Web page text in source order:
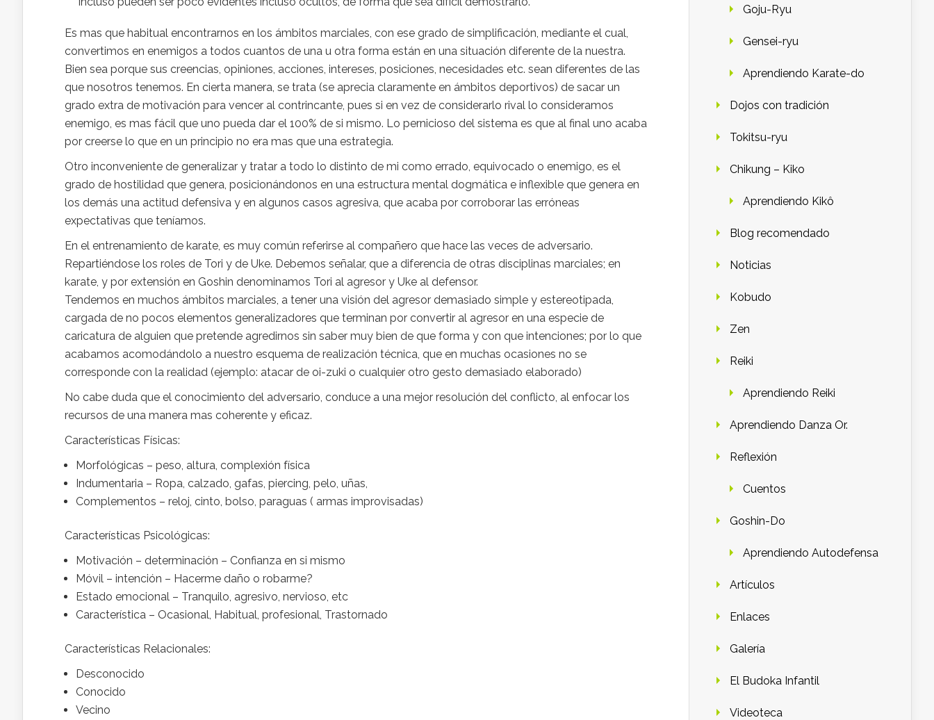
Es mas que habitual encontrarnos en los ámbitos marciales, con ese grado de simplificación, mediante el cual,
convertimos en enemigos a todos cuantos de una u otra forma están en una situación diferente de la nuestra.
Bien sea porque sus creencias, opiniones, acciones, intereses, posiciones, necesidades etc. sean diferentes de las
que nosotros tenemos. En cierta manera, se trata (se aprecia claramente en ámbitos deportivos) de sacar un
grado extra de motivación para vencer al contrincante, pues si en vez de considerarlo rival lo consideramos
enemigo, es mas fácil que uno pueda dar el 100% de si mismo. Lo pernicioso del sistema es que al final uno acaba
por creerse lo que en un principio no era mas que una estrategia.
Otro inconveniente de generalizar y tratar a todo lo distinto de mi como errado, equivocado o enemigo, es el
grado de hostilidad que genera, posicionándonos en una estructura mental dogmática e inflexible que genera en
los demás una actitud defensiva y en algunos casos agresiva, que acaba por corroborar las erróneas
expectativas que teníamos.
En el entrenamiento de karate, es muy común referirse al compañero que hace las veces de adversario.
Repartiéndose los roles de Tori y de Uke. Debemos señalar, que a diferencia de otras disciplinas marciales; en
karate, y por extensión en Goshin denominamos Tori al agresor y Uke al defensor.
Tendemos en muchos ámbitos marciales, a tener una visión del agresor demasiado simple y estereotipada,
cargada de no pocos elementos generalizadores que terminan por convertir al agresor en una especie de
caricatura de alguien que pretende agredirnos sin saber muy bien de que forma y con que intenciones; por lo que
acabamos acomodándolo a nuestro esquema de realización técnica, que en muchas ocasiones no se
corresponde con la realidad (ejemplo: atacar de oi-zuki o cualquier otro gesto demasiado elaborado)
No cabe duda que el conocimiento del adversario, conduce a una mejor resolución del conflicto, al enfocar los
recursos de una manera mas coherente y eficaz.
Características Físicas:
Morfológicas – peso, altura, complexión física
Indumentaria – Ropa, calzado, gafas, piercing, pelo, uñas,
Complementos – reloj, cinto, bolso, paraguas ( armas improvisadas)
Características Psicológicas:
Motivación – determinación – Confianza en si mismo
Móvil – intención – Hacerme daño o robarme?
Estado emocional – Tranquilo, agresivo, nervioso, etc
Característica – Ocasional, Habitual, profesional, Trastornado
Características Relacionales:
Desconocido
Conocido
Vecino
Goju-Ryu
Gensei-ryu
Aprendiendo Karate-do
Dojos con tradición
Tokitsu-ryu
Chikung – Kiko
Aprendiendo Kikô
Blog recomendado
Noticias
Kobudo
Zen
Reiki
Aprendiendo Reiki
Aprendiendo Danza Or.
Reflexión
Cuentos
Goshin-Do
Aprendiendo Autodefensa
Artículos
Enlaces
Galería
El Budoka Infantil
Videoteca